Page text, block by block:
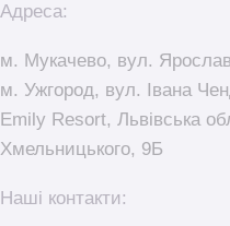
Адреса:
м. Мукачево, вул.
м. Ужгород, вул. Івана
Emily Resort, Львівська
Хмельницького, 9Б
Наші контакти: